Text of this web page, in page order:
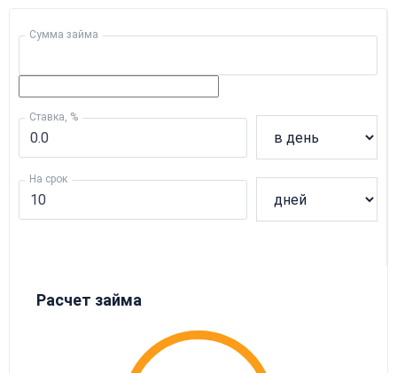
Сумма займа
Ставка, %
На срок
Расчет займа